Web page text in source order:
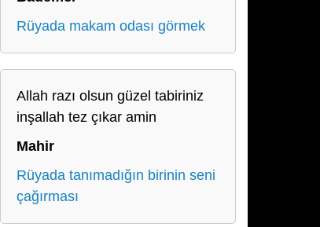
Rüyada makam odası görmek
Allah razı olsun güzel tabiriniz
inşallah tez çıkar amin
Mahir
Rüyada tanımadığın birinin seni
çağırması